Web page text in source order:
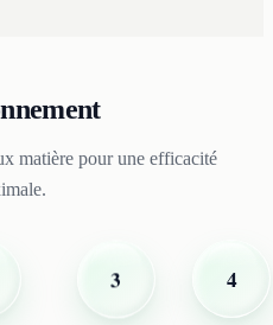
matière pour une efficacité
3 4